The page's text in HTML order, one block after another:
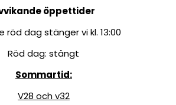
öppettider
röd dag stänger vi kl. 13:00
Röd dag: stängt
Sommartid:
V28 och v32